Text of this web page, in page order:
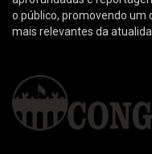
o público, promovendo um
mais relevantes da